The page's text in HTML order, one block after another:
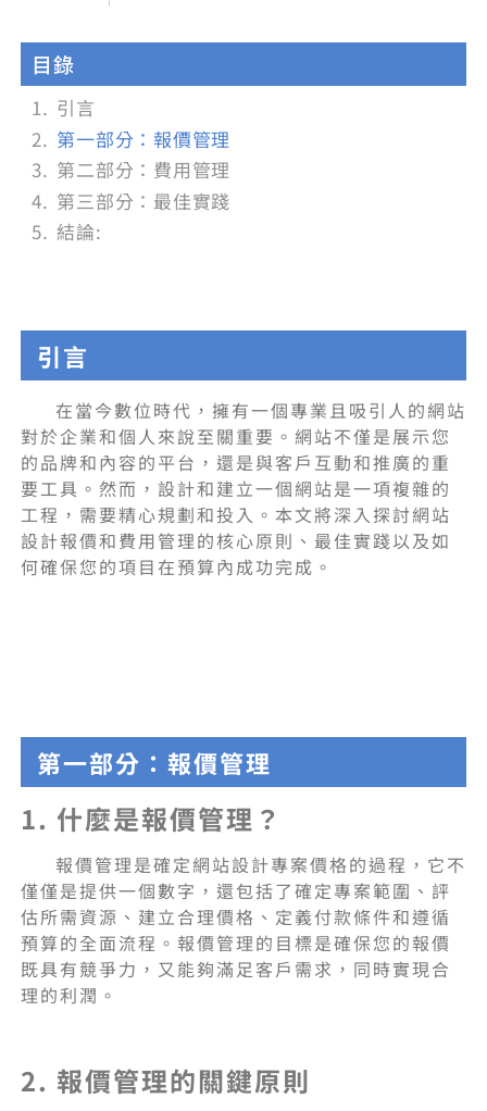
目錄
引言
第一部分：報價管理
第二部分：費用管理
第三部分：最佳實踐
結論:
引言
在當今數位時代，擁有一個專業且吸引人的網站
對於企業和個人來說至關重要。網站不僅是展示您
的品牌和內容的平台，還是與客戶互動和推廣的重
要工具。然而，設計和建立一個網站是一項複雜的
工程，需要精心規劃和投入。本文將深入探討網站
設計報價和費用管理的核心原則、最佳實踐以及如
何確保您的項目在預算內成功完成。
第一部分：報價管理
1. 什麼是報價管理？
報價管理是確定網站設計專案價格的過程，它不
僅僅是提供一個數字，還包括了確定專案範圍、評
估所需資源、建立合理價格、定義付款條件和遵循
預算的全面流程。報價管理的目標是確保您的報價
既具有競爭力，又能夠滿足客戶需求，同時實現合
理的利潤。
2. 報價管理的關鍵原則